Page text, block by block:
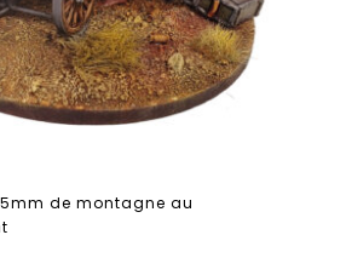
de montagne au